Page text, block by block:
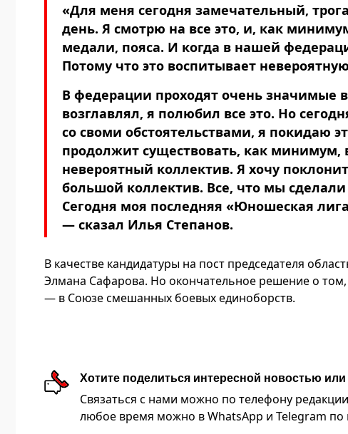
«Для меня сегодня замечательный,
день. Я смотрю на все это, и, как
медали, пояса. И когда в нашей
Потому что это воспитывает
В федерации проходят очень значимые
возглавлял, я полюбил все это. Но
со своми обстоятельствами, я покидаю
продолжит существовать, как минимум,
невероятный коллектив. Я хочу
большой коллектив. Все, что мы
Сегодня моя последняя «Юношеская
— сказал Илья Степанов.
В качестве кандидатуры на пост председателя
Элмана Сафарова. Но окончательное решение о
— в Союзе смешанных боевых единоборств.
Хотите поделиться интересной новостью
Связаться с нами можно по телефону
любое время можно в WhatsApp и Telegram по